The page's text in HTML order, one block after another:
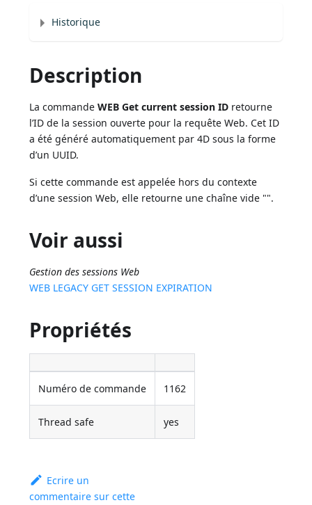
Historique
Description
La commandeWEB Get current session ID retourne
l’ID de la session ouverte pour la requête Web. Cet ID
a été généré automatiquement par 4D sous la forme
d’un UUID.
Si cette commande est appelée hors du contexte
d’une session Web, elle retourne une chaîne vide "".
Voir aussi
Gestion des sessions Web
WEB LEGACY GET SESSION EXPIRATION
Propriétés
Numéro de commande 1162
Thread safe yes
Ecrire un
commentaire sur cette